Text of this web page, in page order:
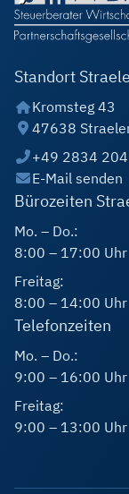
Standort
Kromsteg 43
47638
+49 2834
E-Mail senden
Bürozeiten
Mo. – Do.:
8:00 – 17:00 Uhr
Freitag:
8:00 – 14:00 Uhr
Telefonzeiten
Mo. – Do.:
9:00 – 16:00 Uhr
Freitag:
9:00 – 13:00 Uhr